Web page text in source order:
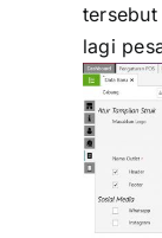
lagi